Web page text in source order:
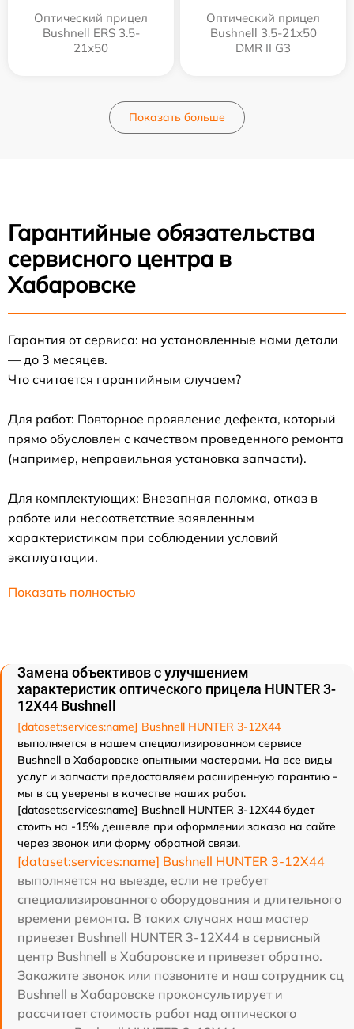
Оптический прицел
Bushnell ERS 3.5-
21x50
Оптический прицел
Bushnell 3.5-21x50
DMR II G3
Показать больше
Гарантийные обязательства
сервисного центра в
Хабаровске
Гарантия от сервиса: на установленные нами детали
— до 3 месяцев.
Что считается гарантийным случаем?
Для работ: Повторное проявление дефекта, который
прямо обусловлен с качеством проведенного ремонта
(например, неправильная установка запчасти).
Для комплектующих: Внезапная поломка, отказ в
работе или несоответствие заявленным
характеристикам при соблюдении условий
эксплуатации.
Показать полностью
Замена объективов с улучшением
характеристик оптического прицела HUNTER 3-
12X44 Bushnell
[dataset:services:name] Bushnell HUNTER 3-12X44
выполняется в нашем специализированном сервисе
Bushnell в Хабаровске опытными мастерами. На все виды
услуг и запчасти предоставляем расширенную гарантию -
мы в сц уверены в качестве наших работ.
[dataset:services:name] Bushnell HUNTER 3-12X44 будет
стоить на -15% дешевле при оформлении заказа на сайте
через звонок или форму обратной связи.
[dataset:services:name] Bushnell HUNTER 3-12X44
выполняется на выезде, если не требует
специализированного оборудования и длительного
времени ремонта. В таких случаях наш мастер
привезет Bushnell HUNTER 3-12X44 в сервисный
центр Bushnell в Хабаровске и привезет обратно.
Закажите звонок или позвоните и наш сотрудник сц
Bushnell в Хабаровске проконсультирует и
рассчитает стоимость работ над оптического